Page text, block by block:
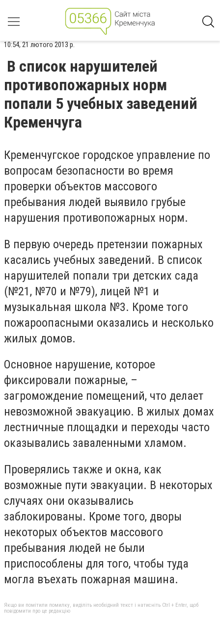
10:54, 21 лютого 2013 р.
В список нарушителей
противопожарных норм
попали 5 учебных заведений
Кременчуга
Кременчугское городское управление по
вопросам безопасности во время
проверки объектов массового
пребывания людей выявило грубые
нарушения противопожарных норм.
В первую очередь претензии пожарных
касались учебных заведений. В список
нарушителей попали три детских сада
(№21, №70 и №79), лицей №1 и
музыкальная школа №3. Кроме того
пожароопасными оказались и несколько
жилых домов.
Основное нарушение, которое
фиксировали пожарные, –
загромождение помещений, что делает
невозможной эвакуацию. В жилых домах
лестничные площадки и переходы часто
оказывались заваленными хламом.
Проверялись также и окна, как
возможные пути эвакуации. В некоторых
случаях они оказывались
заблокированы. Кроме того, дворы
некоторых объектов массового
пребывания людей не были
приспособлены для того, чтобы туда
могла въехать пожарная машина.
Якщо ви помітили помилку, виділіть необхідний текст і натисніть Ctrl + Enter, щоб
повідомити про це редакцію